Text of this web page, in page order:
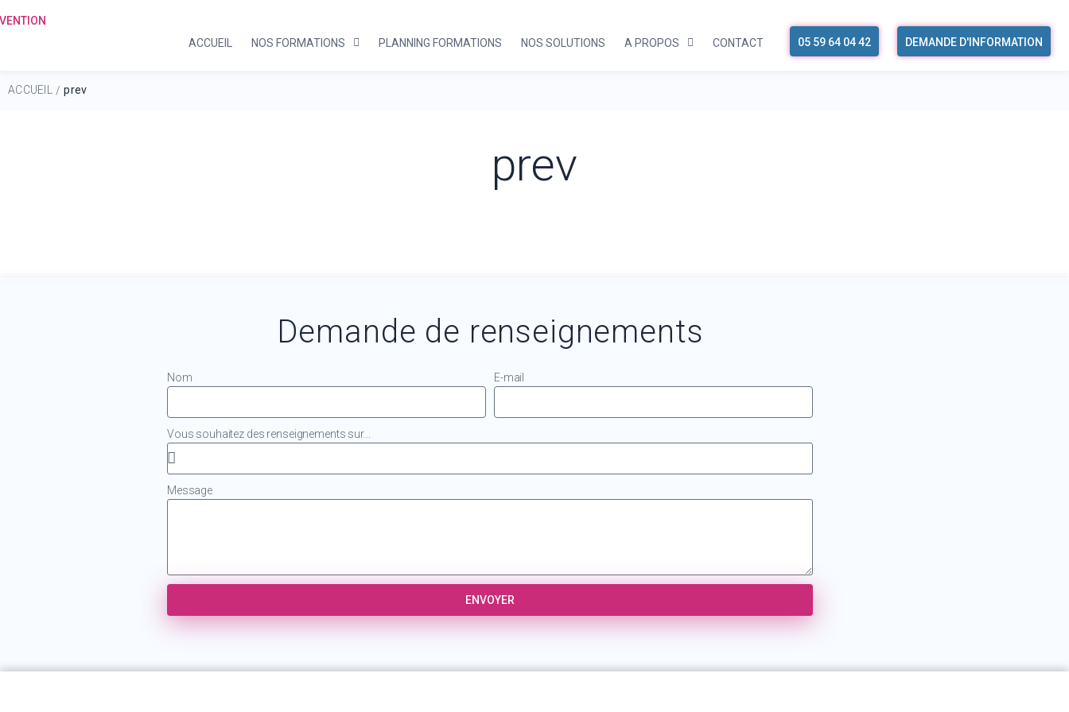
ACCUEIL NOS FORMATIONS PLANNING FORMATIONS NOS SOLUTIONS A PROPOS CONTACT 05 59 64 04 42 DEMANDE D'INFORMATION
ACCUEIL / prev
prev
Demande de renseignements
Nom E-mail
Vous souhaitez des renseignements sur...
Message
ENVOYER